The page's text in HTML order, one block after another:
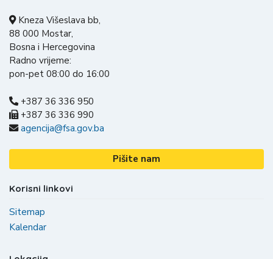
Kneza Višeslava bb,
88 000 Mostar,
Bosna i Hercegovina
Radno vrijeme:
pon-pet 08:00 do 16:00
+387 36 336 950
+387 36 336 990
agencija@fsa.gov.ba
Pišite nam
Korisni linkovi
Sitemap
Kalendar